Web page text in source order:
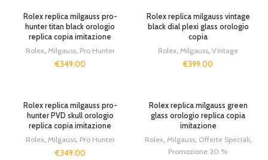
Rolex replica milgauss pro-
hunter titan black orologio
replica copia imitazione
Rolex, Milgauss, Pro Hunter
€349.00
Rolex replica milgauss vintage
black dial plexi glass orologio
copia
Rolex, Milgauss, Vintage
€399.00
Rolex replica milgauss pro-
hunter PVD skull orologio
replica copia imitazione
Rolex, Milgauss, Pro Hunter
€349.00
Rolex replica milgauss green
glass orologio replica copia
imitazione
Rolex, Milgauss, Offerte Speciali,
Promozione 20 %